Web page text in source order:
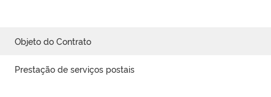
Objeto do Contrato
Prestação de serviços postais